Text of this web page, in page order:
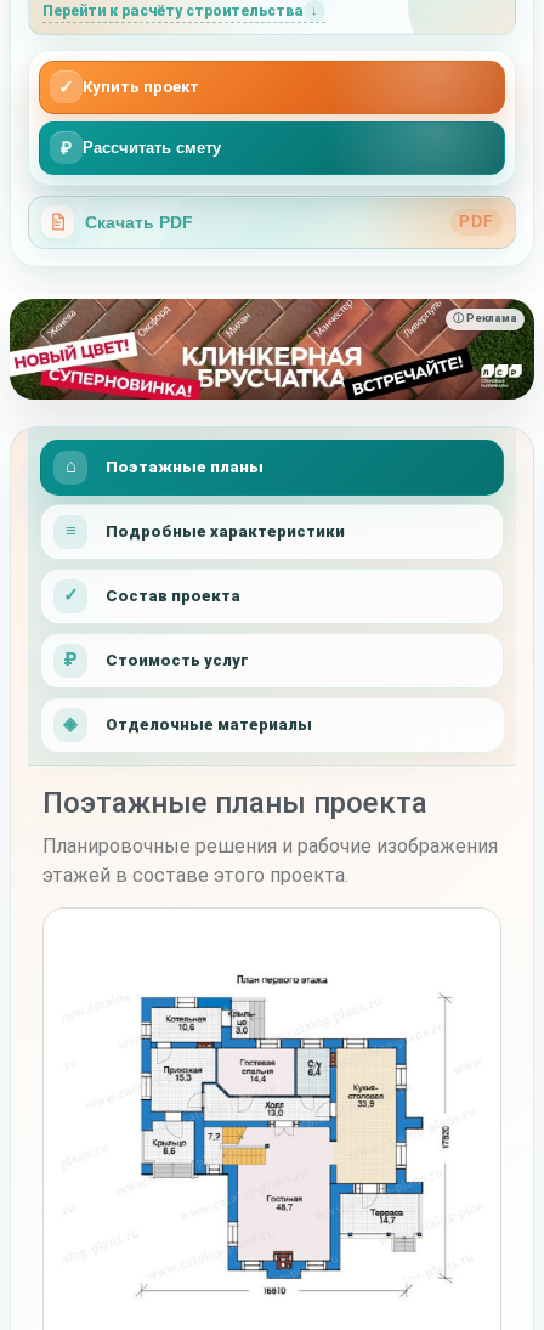
Перейти к расчёту строительства
✓ Купить проект
₽ Рассчитать смету
Скачать PDF PDF
ⓘ Реклама
Поэтажные планы
Подробные характеристики
Состав проекта
Стоимость услуг
Отделочные материалы
Поэтажные планы проекта
Планировочные решения и рабочие изображения
этажей в составе этого проекта.